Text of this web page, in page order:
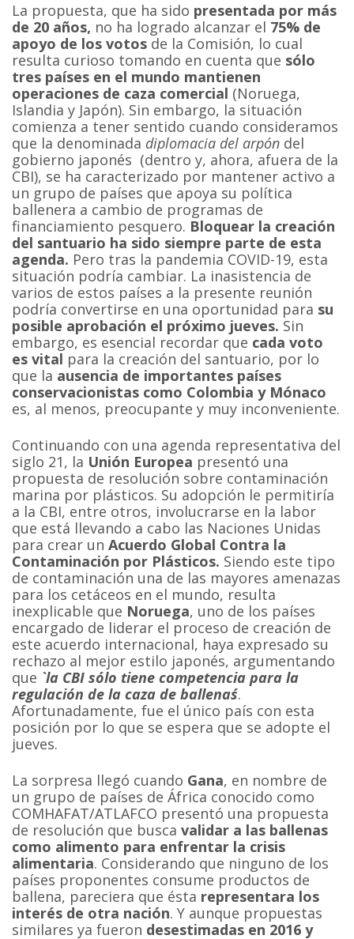
La propuesta, que ha sido presentada por más
de 20 años, no ha logrado alcanzar el 75% de
apoyo de los votos de la Comisión, lo cual
resulta curioso tomando en cuenta que sólo
tres países en el mundo mantienen
operaciones de caza comercial (Noruega,
Islandia y Japón). Sin embargo, la situación
comienza a tener sentido cuando consideramos
que la denominada diplomacia del arpón del
gobierno japonés (dentro y, ahora, afuera de la
CBI), se ha caracterizado por mantener activo a
un grupo de países que apoya su política
ballenera a cambio de programas de
financiamiento pesquero. Bloquear la creación
del santuario ha sido siempre parte de esta
agenda. Pero tras la pandemia COVID-19, esta
situación podría cambiar. La inasistencia de
varios de estos países a la presente reunión
podría convertirse en una oportunidad para su
posible aprobación el próximo jueves. Sin
embargo, es esencial recordar que cada voto
es vital para la creación del santuario, por lo
que la ausencia de importantes países
conservacionistas como Colombia y Mónaco
es, al menos, preocupante y muy inconveniente.
Continuando con una agenda representativa del
siglo 21, la Unión Europea presentó una
propuesta de resolución sobre contaminación
marina por plásticos. Su adopción le permitiría
a la CBI, entre otros, involucrarse en la labor
que está llevando a cabo las Naciones Unidas
para crear unAcuerdo Global Contra la
Contaminación por Plásticos. Siendo este tipo
de contaminación una de las mayores amenazas
para los cetáceos en el mundo, resulta
inexplicable que Noruega, uno de los países
encargado de liderar el proceso de creación de
este acuerdo internacional, haya expresado su
rechazo al mejor estilo japonés, argumentando
que `la CBI sólo tiene competencia para la
regulación de la caza de ballenas´.
Afortunadamente, fue el único país con esta
posición por lo que se espera que se adopte el
jueves.
La sorpresa llegó cuando Gana, en nombre de
un grupo de países de África conocido como
COMHAFAT/ATLAFCO presentó una propuesta
de resolución que buscavalidar a las ballenas
como alimento para enfrentar la crisis
alimentaria. Considerando que ninguno de los
países proponentes consume productos de
ballena, pareciera que ésta representara los
interés de otra nación. Y aunque propuestas
similares ya fueron desestimadas en 2016 y